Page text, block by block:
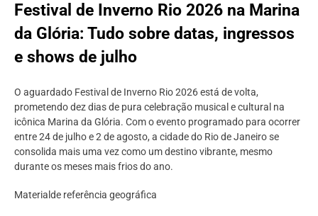
Festival de Inverno Rio 2026 na Marina
da Glória: Tudo sobre datas, ingressos
e shows de julho
O aguardado Festival de Inverno Rio 2026 está de volta,
prometendo dez dias de pura celebração musical e cultural na
icônica Marina da Glória. Com o evento programado para ocorrer
entre 24 de julho e 2 de agosto, a cidade do Rio de Janeiro se
consolida mais uma vez como um destino vibrante, mesmo
durante os meses mais frios do ano.
Materialde referência geográfica